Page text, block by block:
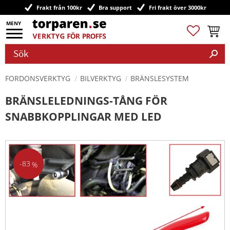
Meny
Frakt från 100kr Bra support Fri frakt över 3000kr
Favoriter
FORDONSVERKTYG BILVERKTYG BRÄNSLESYSTEM
BRÄNSLELEDNINGS-TÅNG FÖR
SNABBKOPPLINGAR MED LED
83 %